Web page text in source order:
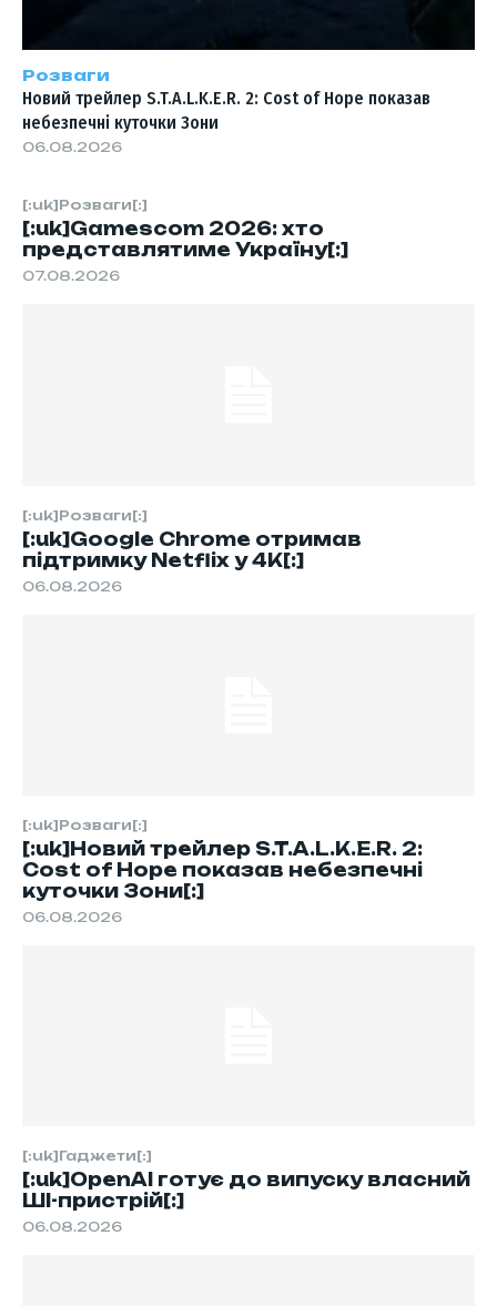
[:uk]Розваги[:]
[:uk]Gamescom 2026: хто
представлятиме Україну[:]
07.08.2026
[:uk]Розваги[:]
[:uk]Google Chrome отримав
підтримку Netflix у 4K[:]
06.08.2026
[:uk]Розваги[:]
[:uk]Новий трейлер S.T.A.L.K.E.R. 2:
Cost of Hope показав небезпечні
куточки Зони[:]
06.08.2026
[:uk]Гаджети[:]
[:uk]OpenAI готує до випуску власний
ШІ-пристрій[:]
06.08.2026
Розваги
Новий трейлер S.T.A.L.K.E.R. 2: Cost of Hope показав
небезпечні куточки Зони
06.08.2026